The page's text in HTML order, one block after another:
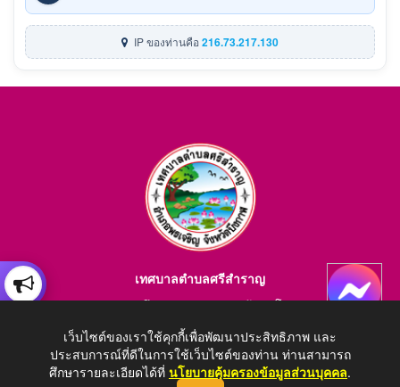
IP ของท่านคือ216.73.217.130
เทศบาลตำบลศรีสำราญ
E-mail : saraban_05380203@dla.go.th
เว็บไซต์ของเราใช้คุกกี้เพื่อพัฒนาประสิทธิภาพ และ
ประสบการณ์ที่ดีในการใช้เว็บไซต์ของท่าน ท่านสามารถ
ศึกษารายละเอียดได้ที่ นโยบายคุ้มครองข้อมูลส่วนบุคคล.